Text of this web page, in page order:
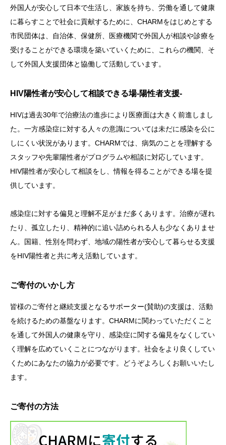
外国人が安心して日本で生活し、家族を持ち、労働を通して健康
に暮らすことで社会に貢献するために、CHARMをはじめとする
市民団体は、自治体、保健所、医療機関で外国人が相談や診療を
受けることができる環境を築いていくために、これらの機関、そ
して外国人支援団体と協働して活動しています。
HIV陽性者が安心して相談できる場-陽性者支援-
HIVは過去30年で治療法の進歩により医療面は大きく前進しまし
た。一方感染症に対する人々の意識については未だに感染を公に
しにくい状況があります。CHARMでは、病気のことを理解する
スタッフや先輩陽性者がプログラムや相談に対応しています。
HIV陽性者が安心して相談をし、情報を得ることができる場を提
供しています。
感染症に対する偏見と理解不足がまだ多くあります。治療が遅れ
たり、孤立したり、精神的に追い詰められる人も少なくありませ
ん。国籍、性別を問わず、地域の陽性者が安心して暮らせる支援
をHIV陽性者と共に考え活動しています。
ご寄付のいかし方
皆様のご寄付と継続支援となるサポーター(賛助)の支援は、活動
を続けるための基盤なります。CHARMに関わっていただくこと
を通して外国人の健康を守り、感染症に関する偏見をなくしてい
く理解を広めていくことにつながります。社会をより良くしてい
くためにあなたの協力が必要です。どうぞよろしくお願いいたし
ます。
ご寄付の方法